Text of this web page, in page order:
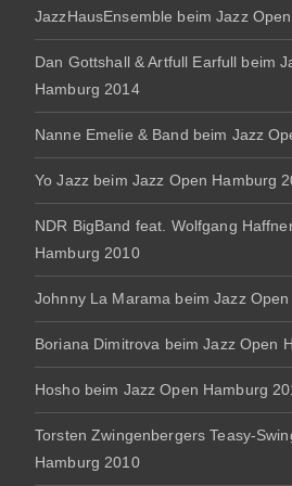
JazzHausEnsemble beim Jazz
Dan Gottshall & Artfull Earfull beim
Hamburg 2014
Nanne Emelie & Band beim Jazz
Yo Jazz beim Jazz Open Hamburg
NDR BigBand feat. Wolfgang
Hamburg 2010
Johnny La Marama beim Jazz
Boriana Dimitrova beim Jazz Open
Hosho beim Jazz Open Hamburg
Torsten Zwingenbergers Teasy-
Hamburg 2010